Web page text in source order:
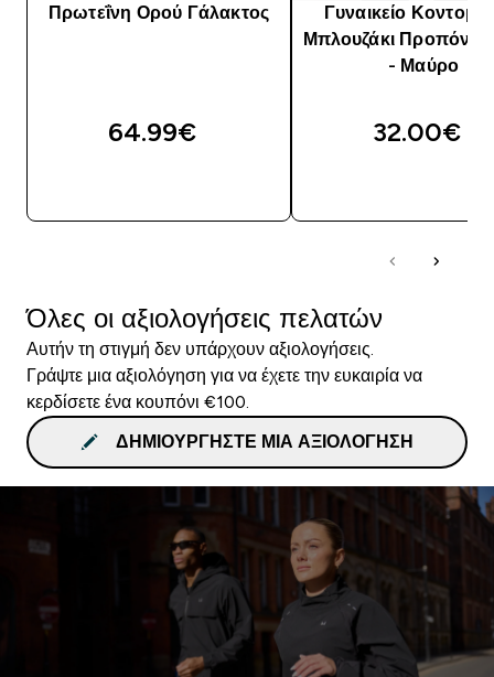
Πρωτεΐνη Ορού Γάλακτος
64.99€‎
Γυναικείο
Μπλουζάκι
- Μαύρο
32.00€‎
Όλες οι αξιολογήσεις πελατών
Αυτήν τη στιγμή δεν υπάρχουν αξιολογήσεις.
Γράψτε μια αξιολόγηση για να έχετε την ευκαιρία να
κερδίσετε ένα κουπόνι €100.
ΔΗΜΙΟΥΡΓΉΣΤΕ ΜΙΑ ΑΞΙΟΛΌΓΗΣΗ